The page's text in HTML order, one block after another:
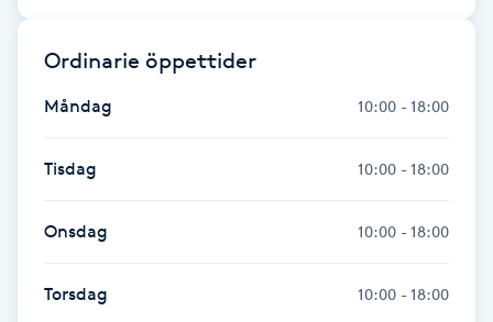
Huduppstramning
Ordinarie öppettider
Måndag 10:00 - 18:00
Tisdag 10:00 - 18:00
Onsdag 10:00 - 18:00
Torsdag 10:00 - 18:00